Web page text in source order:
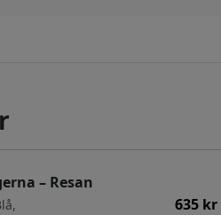
– Resan
635 kr